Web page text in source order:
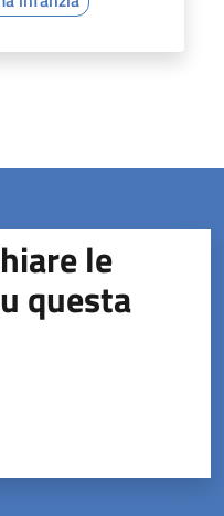
le
questa